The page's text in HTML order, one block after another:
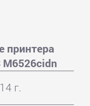
принтера
M6526cidn
г.